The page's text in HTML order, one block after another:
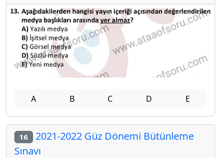
A B C D E
16 2021-2022 Güz Dönemi Bütünleme
Sınavı